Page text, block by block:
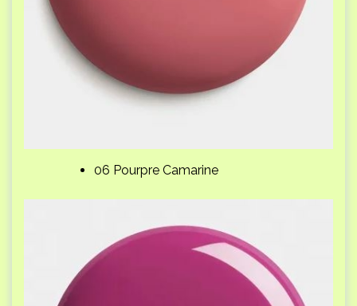
06 Pourpr e Camarine